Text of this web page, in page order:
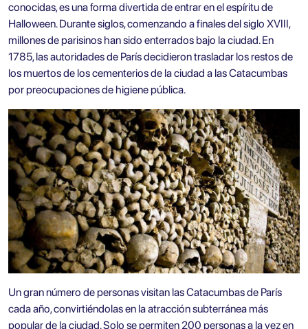
conocidas, es una forma divertida de entrar en el espíritu de
Halloween. Durante siglos, comenzando a finales del siglo XVIII,
millones de parisinos han sido enterrados bajo la ciudad. En
1785, las autoridades de París decidieron trasladar los restos de
los muertos de los cementerios de la ciudad a las Catacumbas
por preocupaciones de higiene pública.
Un gran número de personas visitan las Catacumbas de París
cada año, convirtiéndolas en la atracción subterránea más
popular de la ciudad. Solo se permiten 200 personas a la vez en